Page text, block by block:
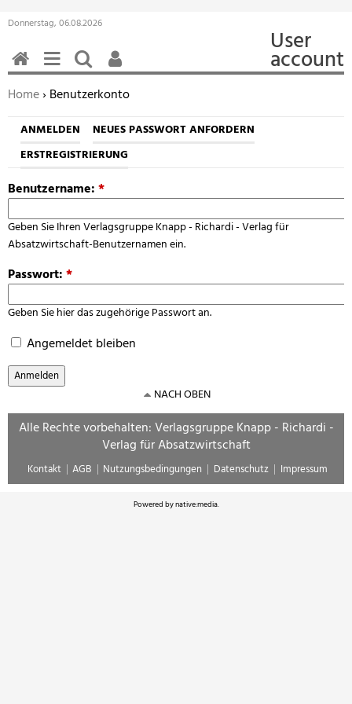
Donnerstag, 06.08.2026
User
account
Sie befinden sich hier:
Home› Benutzerkonto
ANMELDEN
NEUES PASSWORT ANFORDERN
ERSTREGISTRIERUNG
Benutzername:*
Geben Sie Ihren Verlagsgruppe Knapp - Richardi - Verlag für
Absatzwirtschaft-Benutzernamen ein.
Passwort:*
Geben Sie hier das zugehörige Passwort an.
Angemeldet bleiben
HOMEMENÜSUCHEN
BENUTZERFUNKTIONEN
NACH OBEN
Alle Rechte vorbehalten: Verlagsgruppe Knapp - Richardi -
Verlag für Absatzwirtschaft
Kontakt AGB Nutzungsbedingungen Datenschutz Impressum
Powered bynative:media.